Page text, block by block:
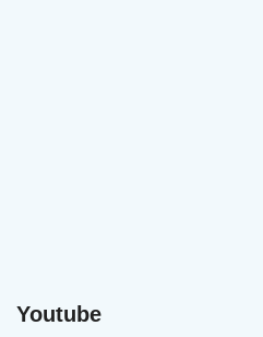
Youtube